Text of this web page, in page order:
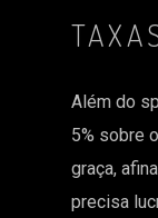
Além do
5% sobre
graça,
precisa